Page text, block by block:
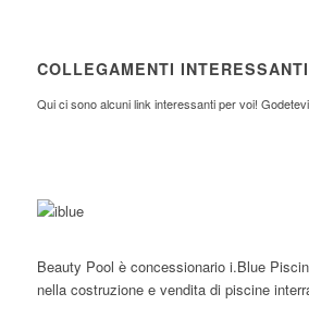
COLLEGAMENTI INTERESSANTI
Qui ci sono alcuni link interessanti per voi!
Beauty Pool è concessionario i.Blue
nella costruzione e vendita di piscine